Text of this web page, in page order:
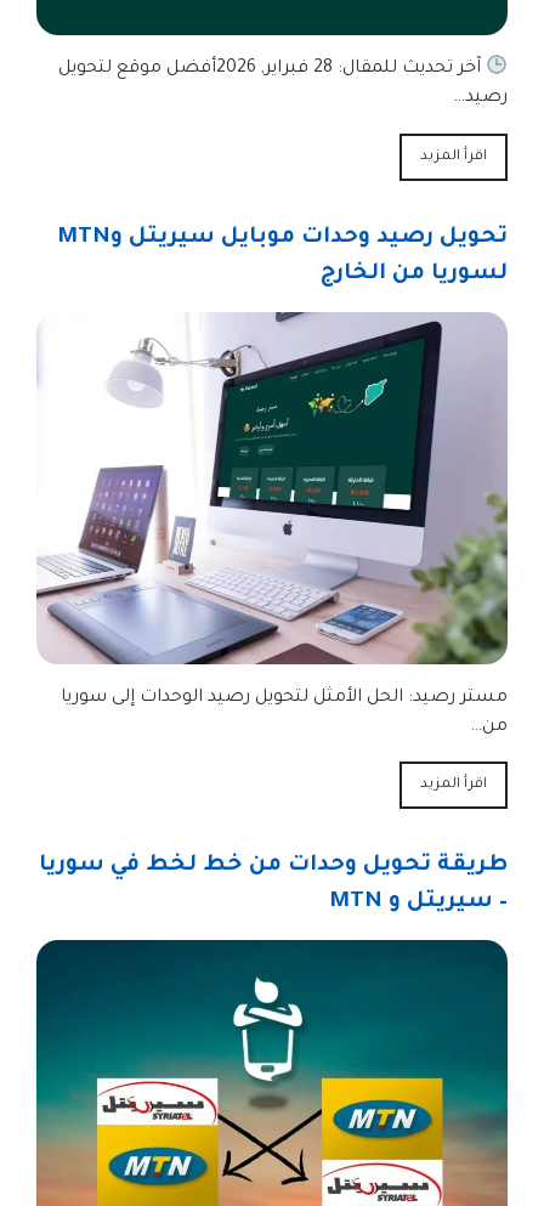
آخر تحديث للمقال: 28 فبراير, 2026أفضل موقع لتحويل
رصيد…
اقرأ المزيد
تحويل رصيد وحدات موبايل سيريتل وMTN
لسوريا من الخارج
مستر رصيد: الحل الأمثل لتحويل رصيد الوحدات إلى سوريا
من…
اقرأ المزيد
طريقة تحويل وحدات من خط لخط في سوريا
– سيريتل و MTN